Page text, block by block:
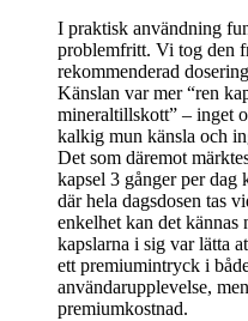
I praktisk användning
problemfritt. Vi tog den
rekommenderad
Känslan var mer “ren
mineraltillskott” – inget
kalkig mun känsla och
Det som däremot
kapsel 3 gånger per
där hela dagsdosen tas
enkelhet kan det kännas
kapslarna i sig var lätta
ett premiumintryck i
användarupplevelse,
premiumkostnad.